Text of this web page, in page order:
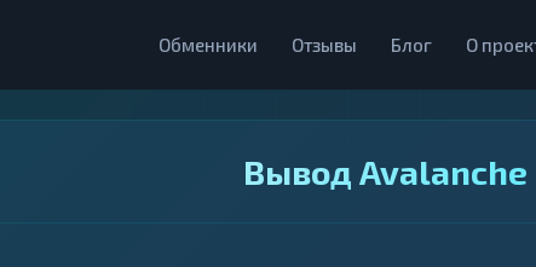
Обменники Отзывы Блог О
Вывод Avalanche